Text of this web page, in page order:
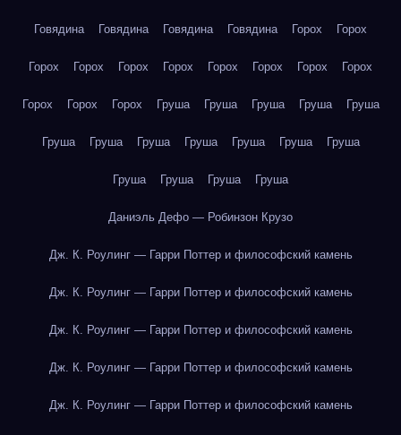
Говядина Говядина Говядина Говядина Горох Горох
Горох Горох Горох Горох Горох Горох Горох Горох
Горох Горох Горох Груша Груша Груша Груша Груша
Груша Груша Груша Груша Груша Груша Груша
Груша Груша Груша Груша
Даниэль Дефо — Робинзон Крузо
Дж. К. Роулинг — Гарри Поттер и философский камень
Дж. К. Роулинг — Гарри Поттер и философский камень
Дж. К. Роулинг — Гарри Поттер и философский камень
Дж. К. Роулинг — Гарри Поттер и философский камень
Дж. К. Роулинг — Гарри Поттер и философский камень